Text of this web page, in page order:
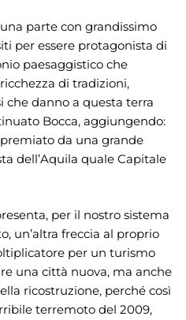
una parte con grandissimo
per essere protagonista di
paesaggistico che
di tradizioni,
che danno a questa terra
Bocca, aggiungendo:
da una grande
dell’Aquila quale Capitale
per il nostro sistema
un’altra freccia al proprio
per un turismo
una città nuova, ma anche
ricostruzione, perché così
terremoto del 2009,